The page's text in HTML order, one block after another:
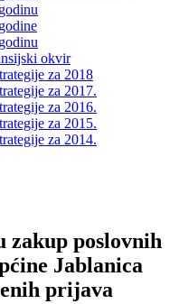
okvir
za 2018
za 2017.
za 2016.
za 2015.
za 2014.
zakup poslovnih
Jablanica
prijava